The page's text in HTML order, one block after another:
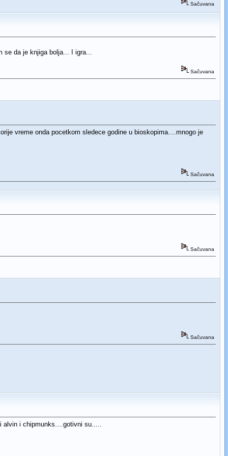
Sačuvana
se da je knjiga bolja... I igra...
Sačuvana
vreme onda pocetkom sledece godine u bioskopima....mnogo je
Sačuvana
Sačuvana
Sačuvana
alvin i chipmunks....gotivni su.....